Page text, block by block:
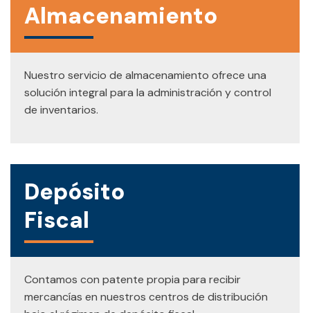
Almacenamiento
Nuestro servicio de almacenamiento ofrece una
solución integral para la administración y control
de inventarios.
Depósito
Fiscal
Contamos con patente propia para recibir
mercancías en nuestros centros de distribución